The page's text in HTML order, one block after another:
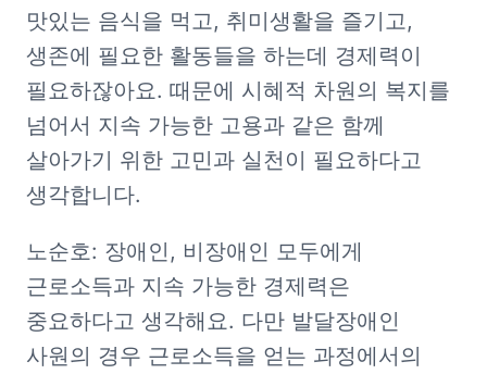
맛있는 음식을 먹고, 취미생활을 즐기고,
생존에 필요한 활동들을 하는데 경제력이
필요하잖아요. 때문에 시혜적 차원의 복지를
넘어서 지속 가능한 고용과 같은 함께
살아가기 위한 고민과 실천이 필요하다고
생각합니다.
노순호: 장애인, 비장애인 모두에게
근로소득과 지속 가능한 경제력은
중요하다고 생각해요. 다만 발달장애인
사원의 경우 근로소득을 얻는 과정에서의